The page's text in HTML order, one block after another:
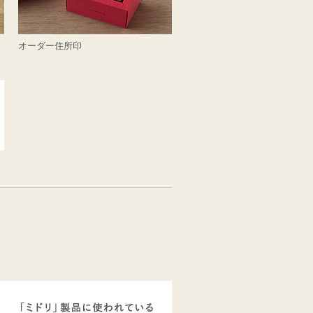
オーダー住所印